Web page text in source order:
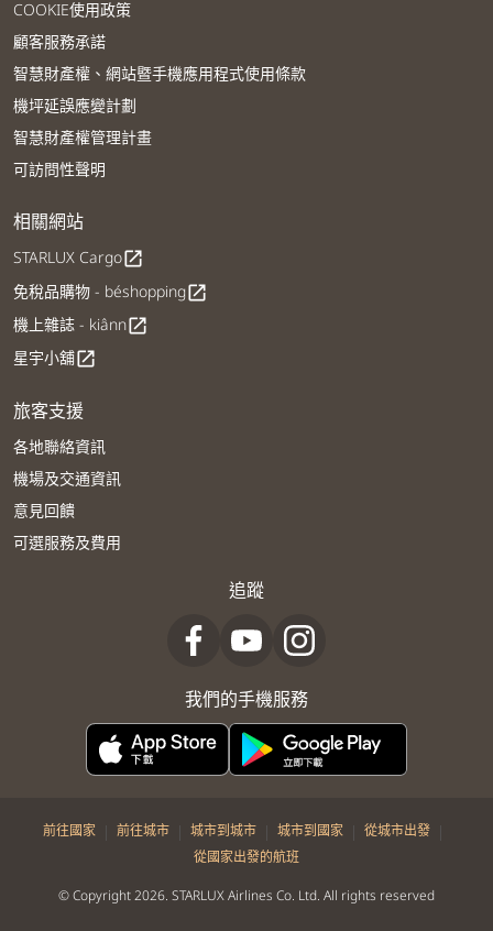
COOKIE使用政策
顧客服務承諾
智慧財產權、網站暨手機應用程式使用條款
機坪延誤應變計劃
智慧財產權管理計畫
可訪問性聲明
相關網站
STARLUX Cargoopen_in_new
免稅品購物 - béshoppingopen_in_new
機上雜誌 - kiânnopen_in_new
星宇小舖open_in_new
旅客支援
各地聯絡資訊
機場及交通資訊
意見回饋
可選服務及費用
追蹤
我們的手機服務
前往國家 | 前往城市 | 城市到城市 | 城市到國家 | 從城市出發 |
從國家出發的航班
© Copyright 2026. STARLUX Airlines Co. Ltd. All rights reserved